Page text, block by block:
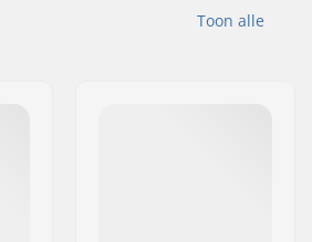
Toon alle